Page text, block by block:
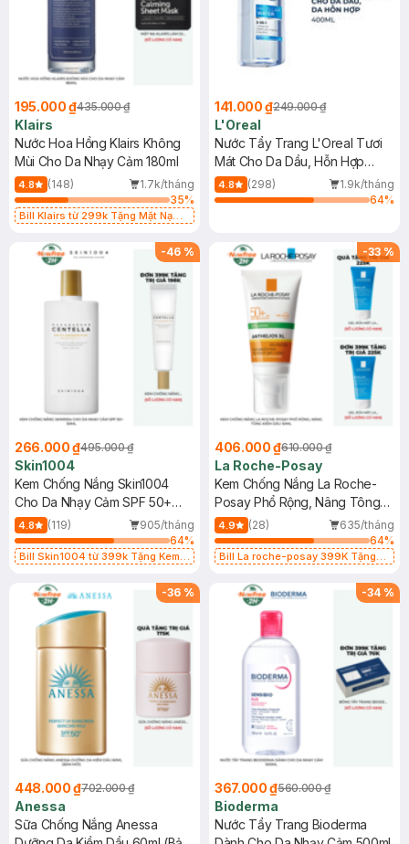
195.000 ₫435.000 ₫
Klairs
Nước Hoa Hồng Klairs Không
Mùi Cho Da Nhạy Cảm 180ml
4.8 (148)
1.7k/tháng
35%
Bill Klairs từ 299k Tặng Mặt Nạ
25ml (SL Có Hạn)
141.000 ₫249.000 ₫
L'Oreal
Nước Tẩy Trang L'Oreal Tươi
Mát Cho Da Dầu, Hỗn Hợp
400ml
4.8 (298)
1.9k/tháng
64%
-46 %
266.000 ₫495.000 ₫
Skin1004
Kem Chống Nắng Skin1004
Cho Da Nhạy Cảm SPF 50+
50ml
4.8 (119)
905/tháng
64%
Bill Skin1004 từ 399k Tặng Kem
SPF 50+ 20ml (SL Có Hạn)
-33 %
406.000 ₫610.000 ₫
La Roche-Posay
Kem Chống Nắng La Roche-
Posay Phổ Rộng, Nâng Tông
Kiềm Dầu 50ml
4.9 (28)
635/tháng
64%
Bill La roche-posay 399K Tặng
(SL có hạn)
-36 %
448.000 ₫702.000 ₫
Anessa
Sữa Chống Nắng Anessa
-34 %
367.000 ₫560.000 ₫
Bioderma
Nước Tẩy Trang Bioderma